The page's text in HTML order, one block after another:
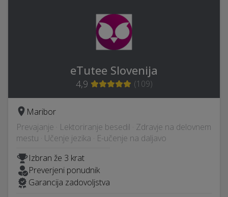
eTutee Slovenija
4,9 (109)
Maribor
Prevajanje · Lektoriranje besedil · Zdravje na delovnem
mestu · Učenje jezika · E-učenje na daljavo
Izbran že 3 krat
Preverjeni ponudnik
Garancija zadovoljstva